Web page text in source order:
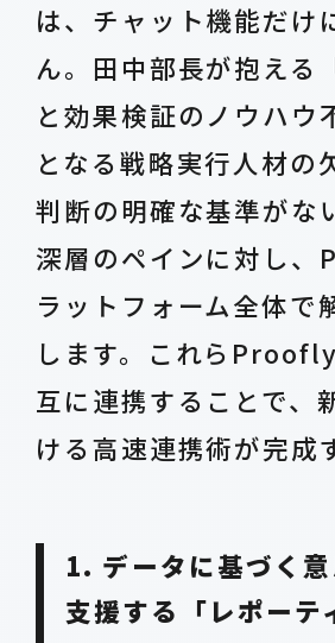
は、チャット機能だけ
ん。田中部長が抱える
と効果検証のノウハウ
となる戦略実行人材の
判断の明確な基準がな
深層のペインに対し
ラットフォーム全体で
します。これら
互に連携することで、
ける高速連携術が完成
1. データに基づく
支援する「レポーテ